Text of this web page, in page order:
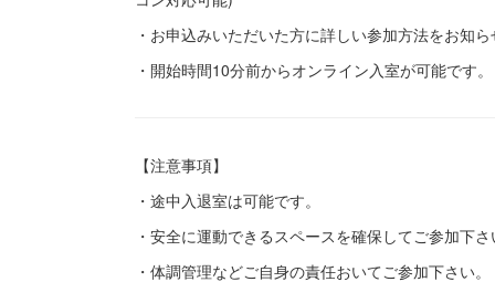
・お申込みいただいた方に詳しい参加方法をお知
・開始時間10分前からオンライン入室が可能です。
【注意事項】
・途中入退室は可能です。
・安全に運動できるスペースを確保してご参加下
・体調管理などご自身の責任おいてご参加下さい。